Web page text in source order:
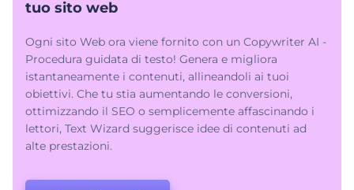
tuo sito web
Ogni sito Web ora viene fornito con un Copywriter AI -
Procedura guidata di testo! Genera e migliora
istantaneamente i contenuti, allineandoli ai tuoi
obiettivi. Che tu stia aumentando le conversioni,
ottimizzando il SEO o semplicemente affascinando i
lettori, Text Wizard suggerisce idee di contenuti ad
alte prestazioni.